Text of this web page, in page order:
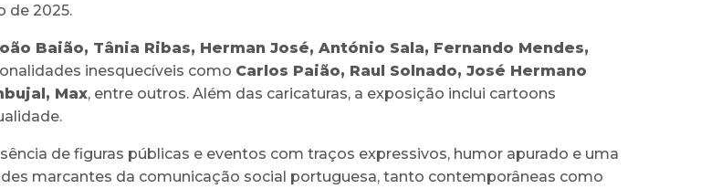
de 2025.
Baião, Tânia Ribas, Herman José, António Sala, Fernando Mendes,
inesquecíveis como Carlos Paião, Raul Solnado, José Hermano
Max, entre outros. Além das caricaturas, a exposição inclui cartoons
de figuras públicas e eventos com traços expressivos, humor apurado e uma
marcantes da comunicação social portuguesa, tanto contemporâneas como